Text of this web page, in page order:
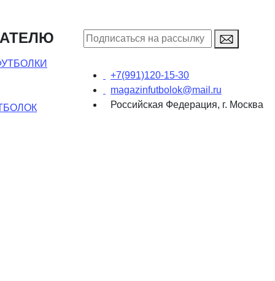
+7(991)120-15-30
magazinfutbolok@mail.ru
Российская Федерация, г. Москва